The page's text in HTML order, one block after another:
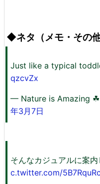
◆ネタ（メモ・その他
Just like a typical
qzcvZx
— Nature is Amazing ☘
年3月7日
そんなカジュアルに案
c.twitter.com/